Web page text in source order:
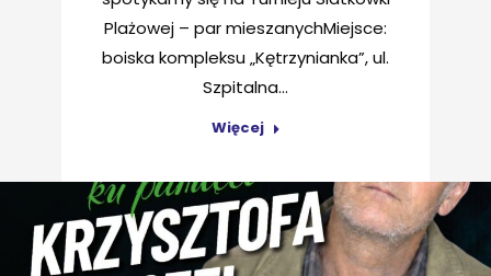
Plażowej – par mieszanychMiejsce:
boiska kompleksu „Kętrzynianka”, ul.
Szpitalna…
Więcej